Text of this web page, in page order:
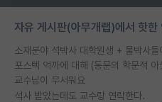
자유 게시판(아무개랩)에서 핫한
소재분야 석박사 대학원생 + 물박사들
교수님이 무서워요
석사 받았는데도 교수랑 연락한다.